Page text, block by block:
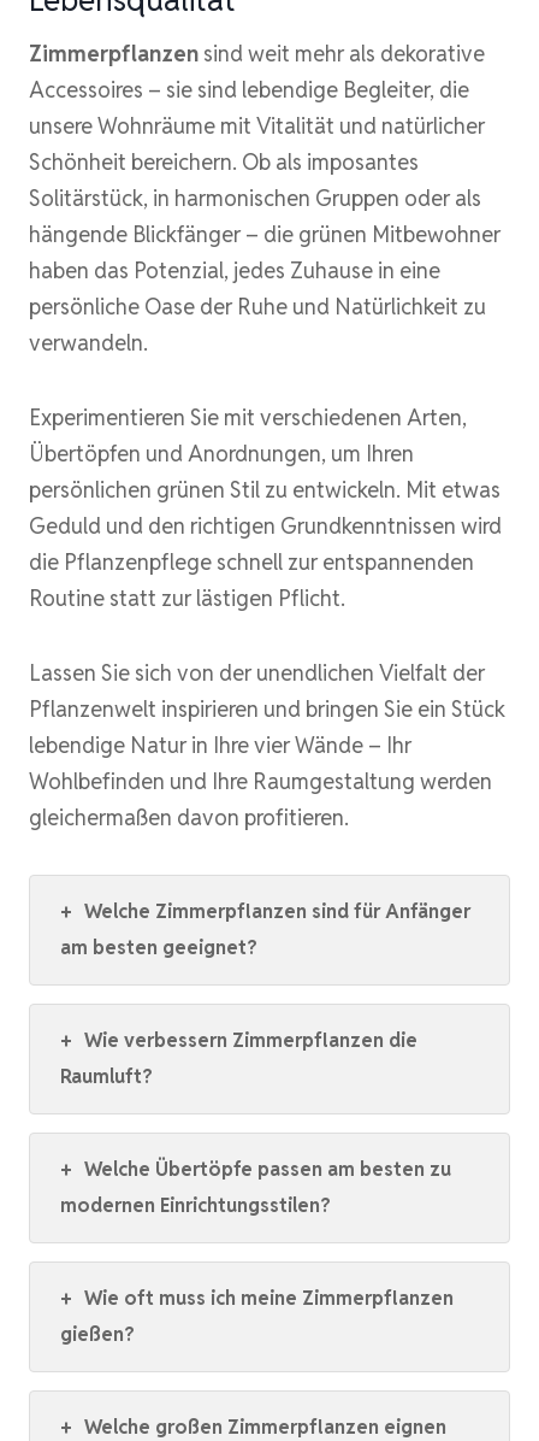
Zimmerpflanzen sind weit mehr als dekorative
Accessoires – sie sind lebendige Begleiter, die
unsere Wohnräume mit Vitalität und natürlicher
Schönheit bereichern. Ob als imposantes
Solitärstück, in harmonischen Gruppen oder als
hängende Blickfänger – die grünen Mitbewohner
haben das Potenzial, jedes Zuhause in eine
persönliche Oase der Ruhe und Natürlichkeit zu
verwandeln.
Experimentieren Sie mit verschiedenen Arten,
Übertöpfen und Anordnungen, um Ihren
persönlichen grünen Stil zu entwickeln. Mit etwas
Geduld und den richtigen Grundkenntnissen wird
die Pflanzenpflege schnell zur entspannenden
Routine statt zur lästigen Pflicht.
Lassen Sie sich von der unendlichen Vielfalt der
Pflanzenwelt inspirieren und bringen Sie ein Stück
lebendige Natur in Ihre vier Wände – Ihr
Wohlbefinden und Ihre Raumgestaltung werden
gleichermaßen davon profitieren.
+ Welche Zimmerpflanzen sind für Anfänger
am besten geeignet?
+ Wie verbessern Zimmerpflanzen die
Raumluft?
+ Welche Übertöpfe passen am besten zu
modernen Einrichtungsstilen?
+ Wie oft muss ich meine Zimmerpflanzen
gießen?
+ Welche großen Zimmerpflanzen eignen